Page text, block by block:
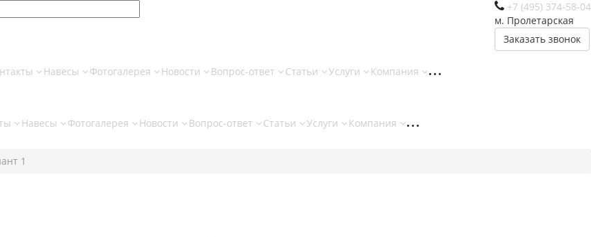
+7 (495) 374-58-04
м. Пролетарская
Заказать звонок
Навесы Фотогалерея Новости Вопрос-ответ Статьи Услуги Компания
Навесы Фотогалерея Новости Вопрос-ответ Статьи Услуги Компания
1